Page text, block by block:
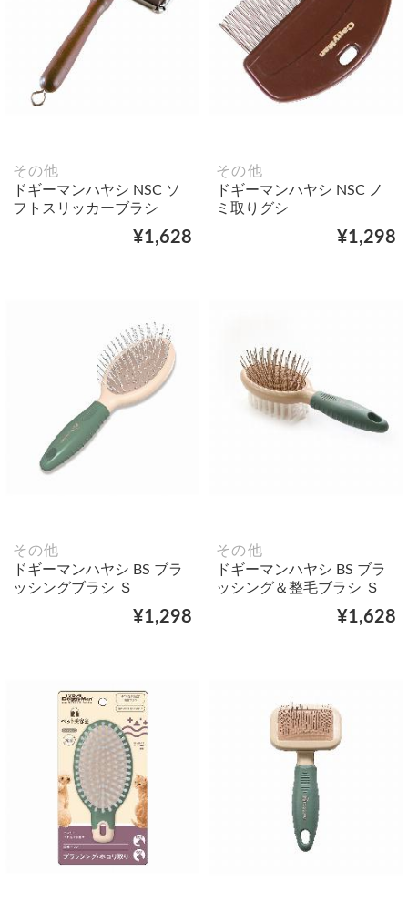
その他
ドギーマンハヤシ NSC ソ
フトスリッカーブラシ
¥1,628
その他
ドギーマンハヤシ NSC ノ
ミ取りグシ
¥1,298
その他
ドギーマンハヤシ BS ブラ
ッシングブラシ Ｓ
¥1,298
その他
ドギーマンハヤシ BS ブラ
ッシング＆整毛ブラシ Ｓ
¥1,628